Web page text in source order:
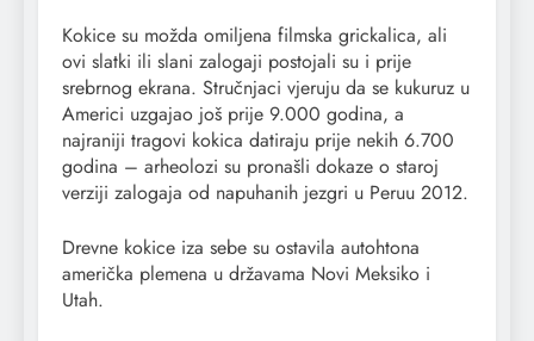
Kokice su možda omiljena filmska grickalica, ali
ovi slatki ili slani zalogaji postojali su i prije
srebrnog ekrana. Stručnjaci vjeruju da se kukuruz u
Americi uzgajao još prije 9.000 godina, a
najraniji tragovi kokica datiraju prije nekih 6.700
godina – arheolozi su pronašli dokaze o staroj
verziji zalogaja od napuhanih jezgri u Peruu 2012.
Drevne kokice iza sebe su ostavila autohtona
američka plemena u državama Novi Meksiko i
Utah.